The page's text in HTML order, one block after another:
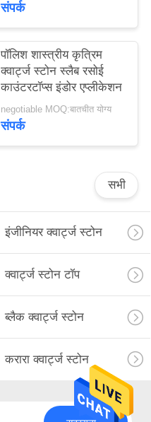
संपर्क
पॉलिश शास्त्रीय कृत्रिम
क्वार्ट्ज स्टोन स्लैब रसोई
काउंटरटॉप्स इंडोर एप्लीकेशन
negotiable MOQ:बातचीत योग्य
संपर्क
सभी
इंजीनियर क्वार्ट्ज स्टोन
क्वार्ट्ज स्टोन टॉप
ब्लैक क्वार्ट्ज स्टोन
करारा क्वार्ट्ज स्टोन